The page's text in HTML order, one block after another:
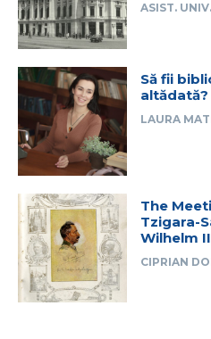
ASIST.
Să fii
altădată?
LAURA
The
Tzigara-
Wilhelm
CIPRIAN